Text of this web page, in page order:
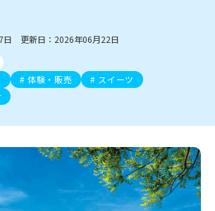
潟市東区
市江南区 新潟市秋葉区
新潟市西蒲区
田・聖籠
胎内・粟島
五泉・阿賀野・阿賀
燕・弥彦
谷・十日町・津南
魚沼・南魚沼・湯沢
上越・妙高・糸魚川
べ歩き
バー 焼肉
パスタ
タレカツ・豚カツ
デカ盛り・大盛り
海鮮・鮨
そば・うどん
ワイン・クラフトビール
ビアガーデン・暑気払い
にいがた酒の陣・新潟
見学会 学生スポーツ アルビレックス
泉・入浴
整体
スキー場
リユース・買取
BP
新潟伊勢丹
ピア万代
パティオPATIO
まとめ 人気記事まとめ
外食・テイクアウト
品
チラシ
注目 チラシ
週末セール
ープン・リニューアルセール
ル
年末・初売りセール
日 更新日：2026年06月22日
体験・販売
スイーツ